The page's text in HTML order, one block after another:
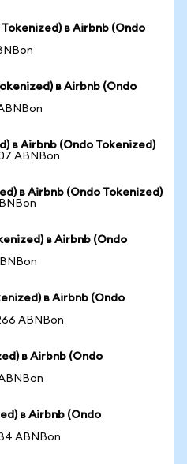
в Airbnb (Ondo
в Airbnb (Ondo
в Airbnb (Ondo Tokenized)
ABNBon
в Airbnb (Ondo Tokenized)
в Airbnb (Ondo
в Airbnb (Ondo
ABNBon
в Airbnb (Ondo
в Airbnb (Ondo
ABNBon